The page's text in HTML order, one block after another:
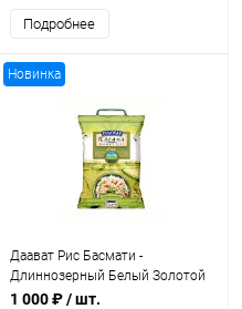
Подробнее
Новинка
Даават Рис Басмати -
Длиннозерный Белый Золотой
5 кг
1 000 ₽/ шт.